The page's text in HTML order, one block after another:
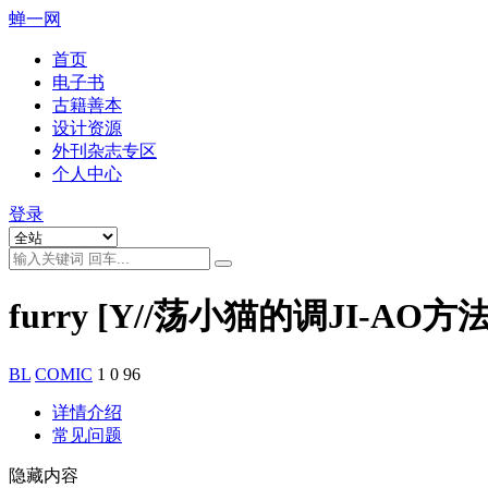
蝉一网
首页
电子书
古籍善本
设计资源
外刊杂志专区
个人中心
登录
furry [Y//荡小猫的调JI-AO方
BL COMIC 1 0 96
详情介绍
常见问题
隐藏内容